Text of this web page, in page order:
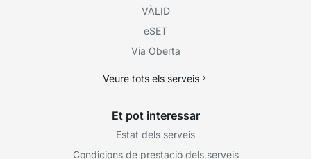
VÀLID
eSET
Via Oberta
Veure tots els serveis
Et pot interessar
Estat dels serveis
Condicions de prestació dels serveis